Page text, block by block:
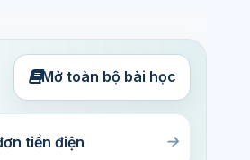
Mở toàn bộ bài học
tiền điện